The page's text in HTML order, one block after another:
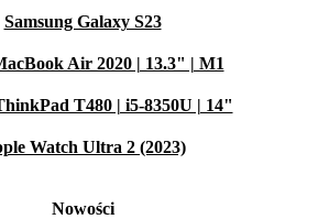
Samsung Galaxy S23
Air 2020 | 13.3" | M1
T480 | i5-8350U | 14"
Watch Ultra 2 (2023)
Nowości